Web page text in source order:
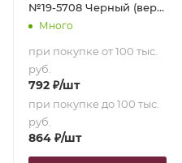
№19-5708 Черный (верх/
низ черный) (240х210)
Много
при покупке от 100 тыс.
руб.
792 ₽/шт
при покупке до 100 тыс.
руб.
864 ₽/шт